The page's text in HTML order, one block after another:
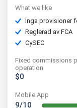
What we like
Inga provisioner
Reglerad av FCA
CySEC
Fixed commissions
operation
$0
Mobile App
9/10